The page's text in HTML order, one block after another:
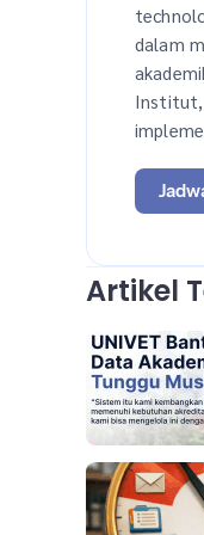
dalam
Institut,
Artikel